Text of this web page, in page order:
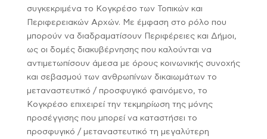
συγκεκριμένα το Κογκρέσο των Τοπικών και
Περιφερειακών Αρχών. Με έμφαση στο ρόλο που
μπορούν να διαδραματίσουν Περιφέρειες και Δήμοι,
ως οι δομές διακυβέρνησης που καλούνται να
αντιμετωπίσουν άμεσα με όρους κοινωνικής συνοχής
και σεβασμού των ανθρωπίνων δικαιωμάτων το
μεταναστευτικό / προσφυγικό φαινόμενο, το
Κογκρέσο επιχειρεί την τεκμηρίωση της μόνης
προσέγγισης που μπορεί να καταστήσει το
προσφυγικό / μεταναστευτικό τη μεγαλύτερη